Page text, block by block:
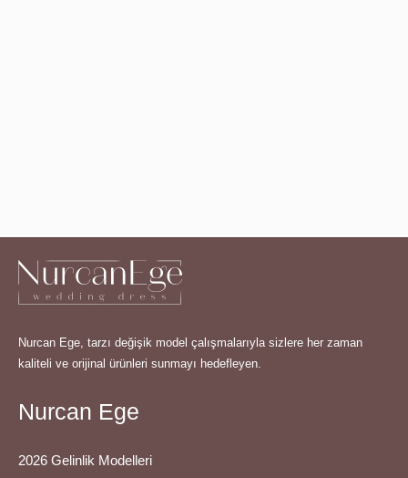
Nurcan Ege, tarzı değişik model çalışmalarıyla sizlere her zaman
kaliteli ve orijinal ürünleri sunmayı hedefleyen.
Nurcan Ege
2026 Gelinlik Modelleri